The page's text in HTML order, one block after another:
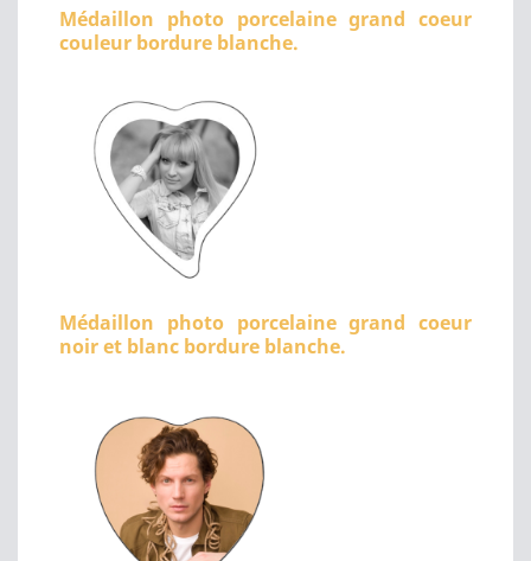
Médaillon photo porcelaine grand coeur
couleur bordure blanche.
Médaillon photo porcelaine grand coeur
noir et blanc bordure blanche.